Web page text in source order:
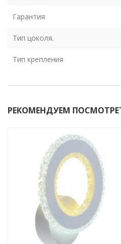
Гарантия
Тип цоколя.
Тип крепления
РЕКОМЕНДУЕМ